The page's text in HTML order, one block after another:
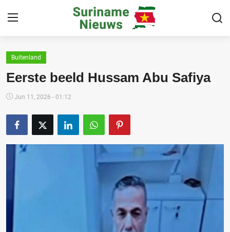
Home
Cultuur & Media
Over
Buitenland
Eerste beeld Hussam Abu Safiya
Jun 11, 2026 - 01:12